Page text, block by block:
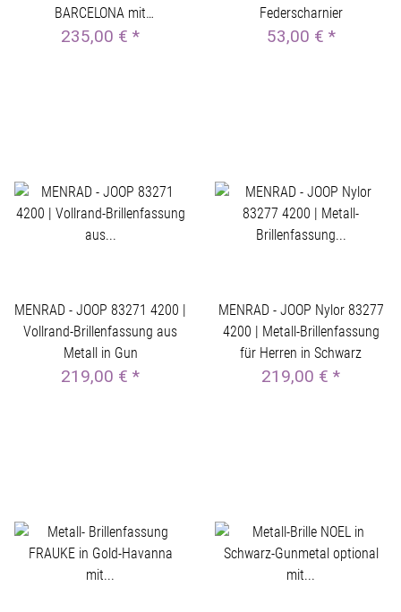
BARCELONA mit
Federscharnier in Türkis
235,00 € *
Federscharnier
53,00 € *
MENRAD - JOOP 83271 4200 |
Vollrand-Brillenfassung aus
Metall in Gun
219,00 € *
MENRAD - JOOP Nylor 83277
4200 | Metall-Brillenfassung
für Herren in Schwarz
219,00 € *